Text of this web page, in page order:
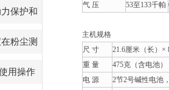
保护和
粉尘测
用操作
气 压
53至133千帕
主机规格
尺 寸
21.6厘米（长）×
重 量
475克（含电池）
电 源
2节2号碱性电池